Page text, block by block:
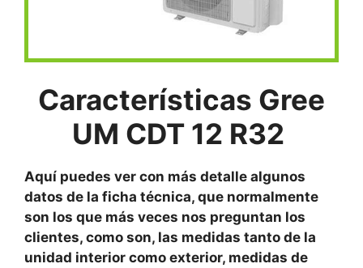
Características Gree
UM CDT 12 R32
Aquí puedes ver con más detalle algunos
datos de la ficha técnica, que normalmente
son los que más veces nos preguntan los
clientes, como son, las medidas tanto de la
unidad interior como exterior, medidas de